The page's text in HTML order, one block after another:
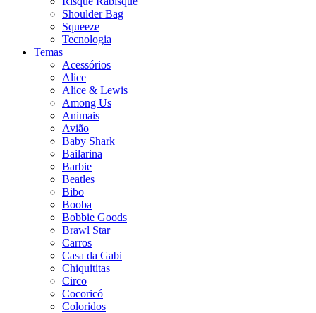
Shoulder Bag
Squeeze
Tecnologia
Temas
Acessórios
Alice
Alice & Lewis
Among Us
Animais
Avião
Baby Shark
Bailarina
Barbie
Beatles
Bibo
Booba
Bobbie Goods
Brawl Star
Carros
Casa da Gabi
Chiquititas
Circo
Cocoricó
Coloridos